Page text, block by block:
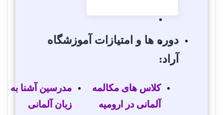
دوره ها و امتیازات آموزشگاه
آراد:
مدرسین آشنا به
زبان آلمانی
کلاس های مکالمه
آلمانی در ارومیه